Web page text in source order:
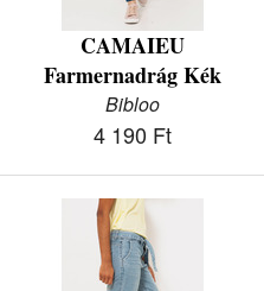
CAMAIEU
Farmernadrág Kék
Bibloo
4 190 Ft